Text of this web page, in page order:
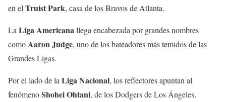
en el Truist Park, casa de los Bravos de Atlanta.
La Liga Americanallega encabezada por grandes nombres
comoAaron Judge, uno de los bateadores más temidos de las
Grandes Ligas.
Por el lado de la Liga Nacional, los reflectores apuntan al
fenómenoShohei Ohtani, de los Dodgers de Los Ángeles.